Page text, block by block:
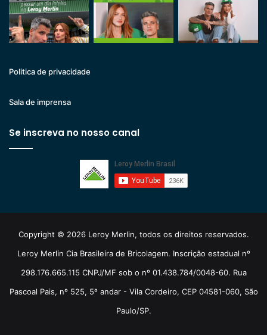
Politica de privacidade
Sala de imprensa
Se inscreva no nosso canal
Copyright © 2026 Leroy Merlin, todos os direitos reservados.
Leroy Merlin Cia Brasileira de Bricolagem. Inscrição estadual nº
298.176.665.115 CNPJ/MF sob o nº 01.438.784/0048-60. Rua
Pascoal Pais, nº 525, 5º andar - Vila Cordeiro, CEP 04581-060, São
Paulo/SP.